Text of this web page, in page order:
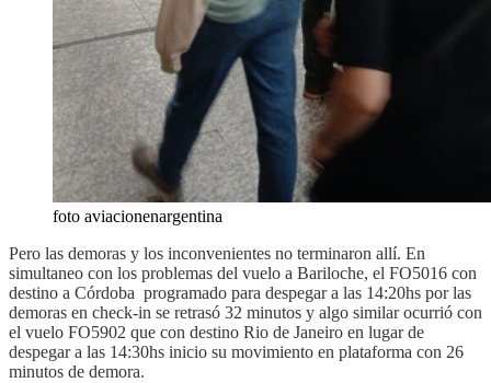
foto aviacionenargentina
Pero las demoras y los inconvenientes no terminaron allí. En
simultaneo con los problemas del vuelo a Bariloche, el FO5016 con
destino a Córdoba programado para despegar a las 14:20hs por las
demoras en check-in se retrasó 32 minutos y algo similar ocurrió con
el vuelo FO5902 que con destino Rio de Janeiro en lugar de
despegar a las 14:30hs inicio su movimiento en plataforma con 26
minutos de demora.